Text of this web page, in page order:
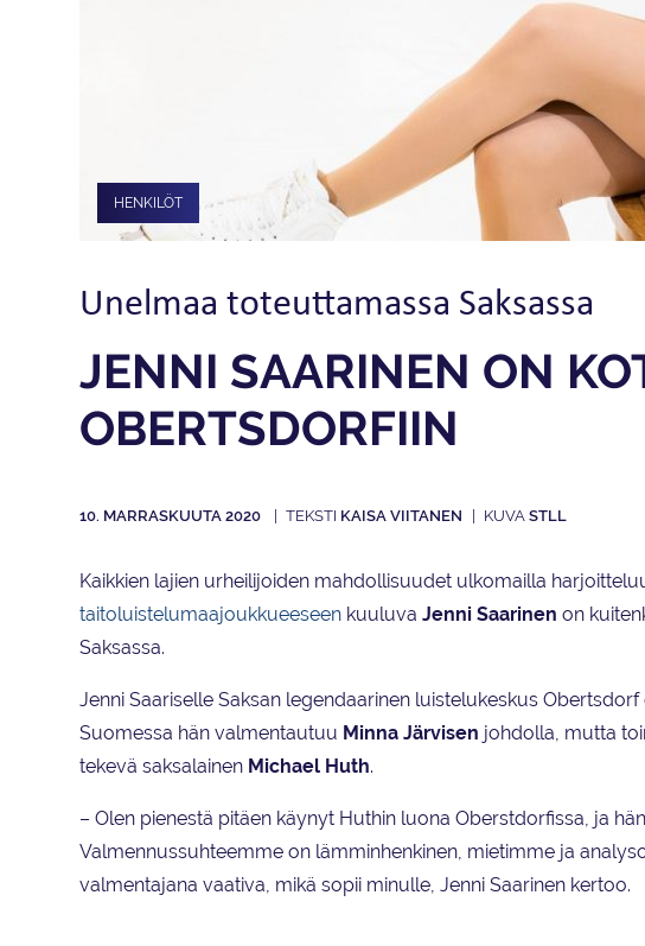
HENKILÖT
Unelmaa toteuttamassa Saksassa
JENNI SAARINEN ON
OBERTSDORFIIN
10. MARRASKUUTA 2020 KAISA VIITANEN STLL
Kaikkien lajien urheilijoiden mahdollisuudet ulkomailla
taitoluistelumaajoukkueeseen kuuluva Jenni Saarinen on
Saksassa.
Jenni Saariselle Saksan legendaarinen luistelukeskus
Suomessa hän valmentautuu Minna Järvisen johdolla, mutta
tekevä saksalainen Michael Huth.
– Olen pienestä pitäen käynyt Huthin luona Oberstdorfissa, ja
Valmennussuhteemme on lämminhenkinen, mietimme ja
valmentajana vaativa, mikä sopii minulle, Jenni Saarinen kertoo.